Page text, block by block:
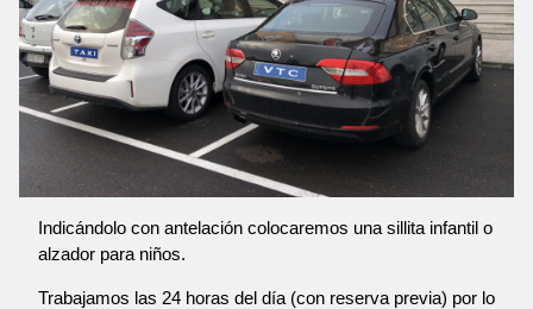
Indicándolo con antelación colocaremos una sillita infantil o
alzador para niños.
Trabajamos las 24 horas del día (con reserva previa) por lo